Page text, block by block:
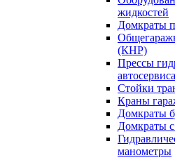
жидкостей
Домкраты
(КНР)
Прессы
автосервиса
Стойки
Краны
Домкраты
Домкраты
манометры